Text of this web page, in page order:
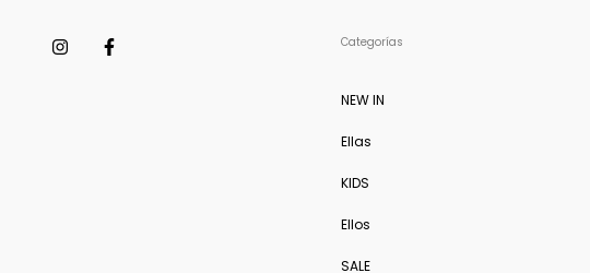
Categorías
NEW IN
Ellas
KIDS
Ellos
SALE